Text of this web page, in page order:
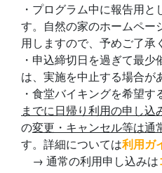
・プログラム中に報告用
す。自然の家のホームペー
用しますので、予めご了承
・申込締切日を過ぎて最
は、実施を中止する場合が
・食堂バイキングを希望す
までに日帰り利用の申し込
の変更・キャンセル等は通
す。詳細については利用ガ
→ 通常の利用申し込みは